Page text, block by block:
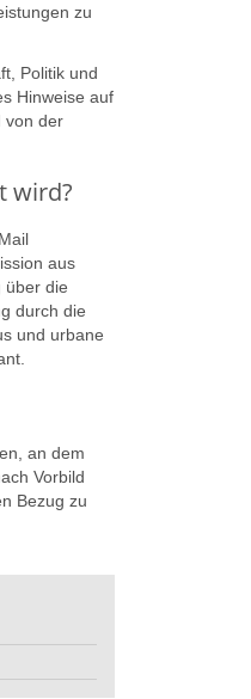
zu
Politik und
Hinweise auf
von der
wird?
aus
über die
durch die
und urbane
an dem
Vorbild
Bezug zu